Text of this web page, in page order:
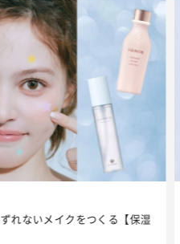
れないメイクをつくる【保湿